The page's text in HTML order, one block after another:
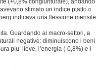
(+0,8% congiunturale), andando
stimato un indice piatto o
indicava una flessione mensile
Guardando ai macro-settori, a
negative: diminuiscono i beni
piu’ lieve, l’energia (-0,8%) e i